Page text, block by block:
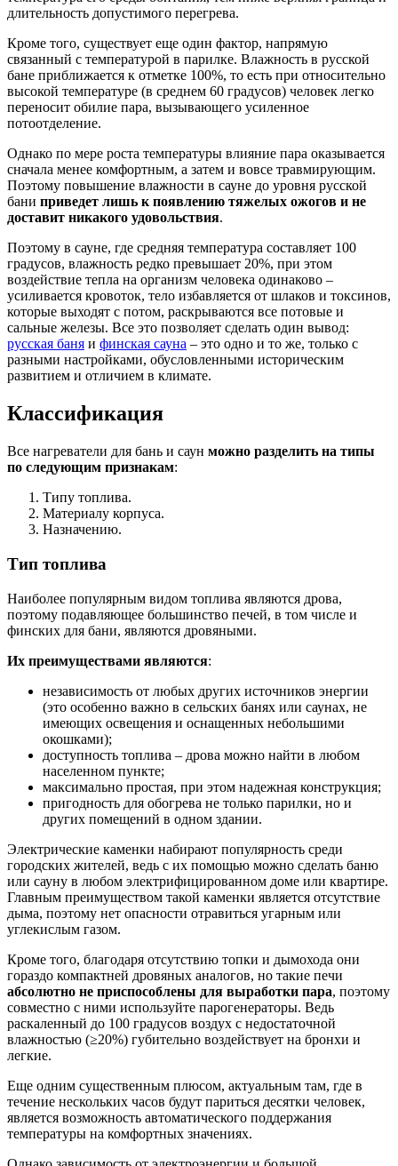
длительность допустимого перегрева.
Кроме того, существует еще один фактор, напрямую
связанный с температурой в парилке. Влажность в русской
бане приближается к отметке 100%, то есть при относительно
высокой температуре (в среднем 60 градусов) человек легко
переносит обилие пара, вызывающего усиленное
потоотделение.
Однако по мере роста температуры влияние пара оказывается
сначала менее комфортным, а затем и вовсе травмирующим.
Поэтому повышение влажности в сауне до уровня русской
бани приведет лишь к появлению тяжелых ожогов и не
доставит никакого удовольствия.
Поэтому в сауне, где средняя температура составляет 100
градусов, влажность редко превышает 20%, при этом
воздействие тепла на организм человека одинаково –
усиливается кровоток, тело избавляется от шлаков и токсинов,
которые выходят с потом, раскрываются все потовые и
сальные железы. Все это позволяет сделать один вывод:
русская баня и финская сауна – это одно и то же, только с
разными настройками, обусловленными историческим
развитием и отличием в климате.
Классификация
Все нагреватели для бань и саун можно разделить на типы
по следующим признакам:
Типу топлива.
Материалу корпуса.
Назначению.
Тип топлива
Наиболее популярным видом топлива являются дрова,
поэтому подавляющее большинство печей, в том числе и
финских для бани, являются дровяными.
Их преимуществами являются:
независимость от любых других источников энергии
(это особенно важно в сельских банях или саунах, не
имеющих освещения и оснащенных небольшими
окошками);
доступность топлива – дрова можно найти в любом
населенном пункте;
максимально простая, при этом надежная конструкция;
пригодность для обогрева не только парилки, но и
других помещений в одном здании.
Электрические каменки набирают популярность среди
городских жителей, ведь с их помощью можно сделать баню
или сауну в любом электрифицированном доме или квартире.
Главным преимуществом такой каменки является отсутствие
дыма, поэтому нет опасности отравиться угарным или
углекислым газом.
Кроме того, благодаря отсутствию топки и дымохода они
гораздо компактней дровяных аналогов, но такие печи
абсолютно не приспособлены для выработки пара, поэтому
совместно с ними используйте парогенераторы. Ведь
раскаленный до 100 градусов воздух с недостаточной
влажностью (≥20%) губительно воздействует на бронхи и
легкие.
Еще одним существенным плюсом, актуальным там, где в
течение нескольких часов будут париться десятки человек,
является возможность автоматического поддержания
температуры на комфортных значениях.